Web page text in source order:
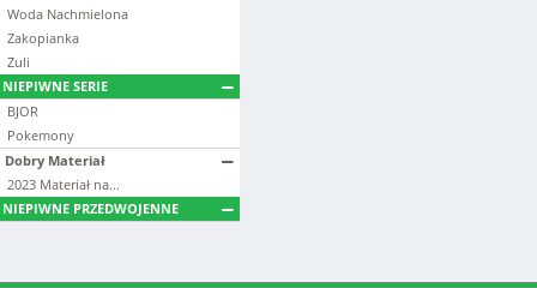
Woda Nachmielona
Zakopianka
Zuli
NIEPIWNE SERIE
BJOR
Pokemony
Dobry Materiał
2023 Materiał na...
NIEPIWNE PRZEDWOJENNE